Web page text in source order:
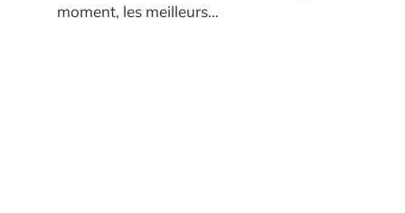
moment, les meilleurs…